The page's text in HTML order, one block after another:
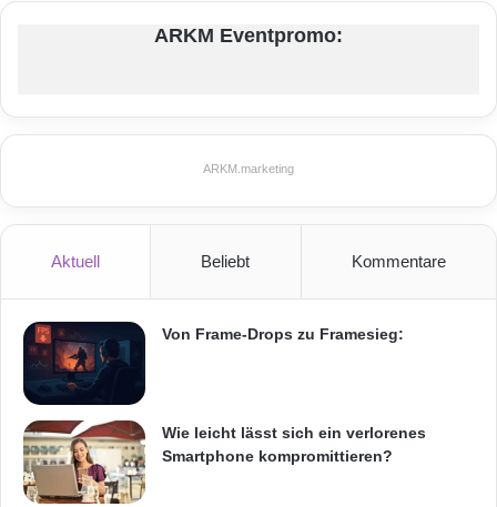
ARKM Eventpromo:
ARKM.marketing
Aktuell Beliebt Kommentare
Von Frame-Drops zu Framesieg:
Wie leicht lässt sich ein verlorenes
Smartphone kompromittieren?